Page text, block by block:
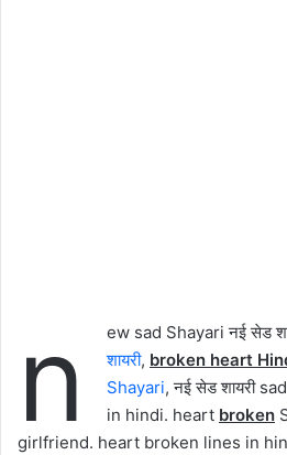
n ew sad Shayari नई सेड
शायरी, broken heart
Shayari, नई सेड शायरी sad
in hindi. heart broken
girlfriend. heart broken lines in